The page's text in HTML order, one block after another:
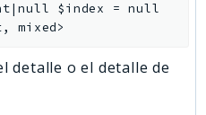
$index =null
mixed>
detalle o el detalle de